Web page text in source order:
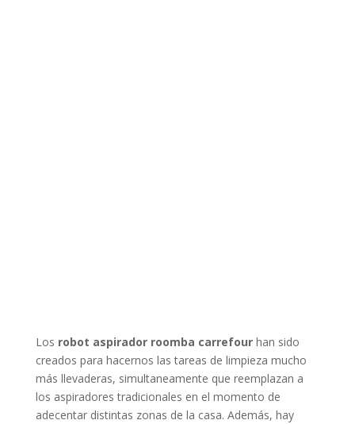
Los robot aspirador roomba carrefourhan sido
creados para hacernos las tareas de limpieza mucho
más llevaderas, simultaneamente que reemplazan a
los aspiradores tradicionales en el momento de
adecentar distintas zonas de la casa. Además, hay